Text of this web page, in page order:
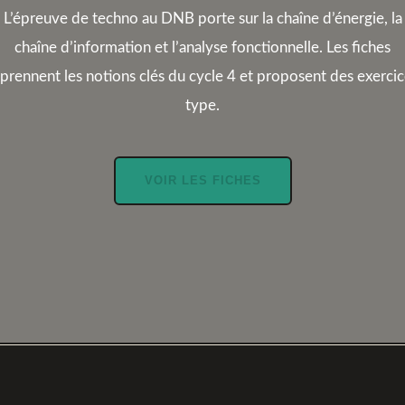
L’épreuve de techno au DNB porte sur la chaîne d’énergie, la
chaîne d’information et l’analyse fonctionnelle. Les fiches
les notions clés du cycle 4 et proposent des
type.
VOIR LES FICHES